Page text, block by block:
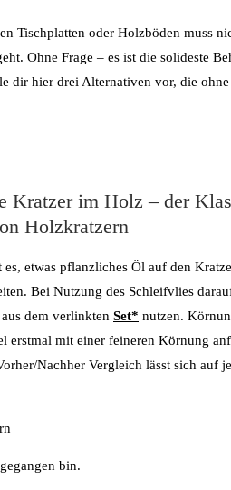
Tischplatten oder Holzböden muss
Ohne Frage – es ist die solideste
dir hier drei Alternativen vor, die
Kratzer im Holz – der
Holzkratzern
etwas pflanzliches Öl auf den
Bei Nutzung des Schleifvlies
dem verlinkten Set* nutzen.
mit einer feineren Körnung
Nachher Vergleich lässt sich auf
bin.